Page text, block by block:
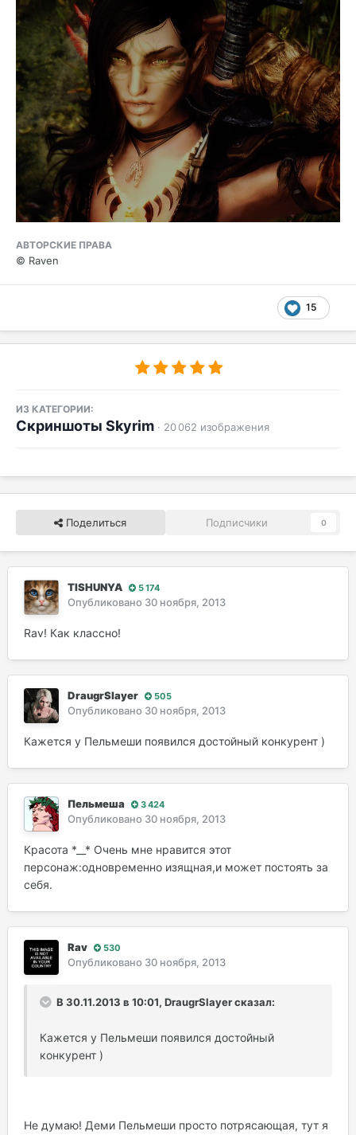
АВТОРСКИЕ ПРАВА
© Raven
15
ИЗ КАТЕГОРИИ:
Скриншоты Skyrim · 20 062 изображения
Поделиться Подписчики 0
TISHUNYA 5 174
Опубликовано 30 ноября, 2013
Rav! Как классно!
DraugrSlayer 505
Опубликовано 30 ноября, 2013
Кажется у Пельмеши появился достойный конкурент )
Пельмеша 3 424
Опубликовано 30 ноября, 2013
Красота *__* Очень мне нравится этот
персонаж:одновременно изящная,и может постоять за
себя.
Rav 530
Опубликовано 30 ноября, 2013
В 30.11.2013 в 10:01, DraugrSlayer сказал:
Кажется у Пельмеши появился достойный
конкурент )
Не думаю! Деми Пельмеши просто потрясающая, тут я